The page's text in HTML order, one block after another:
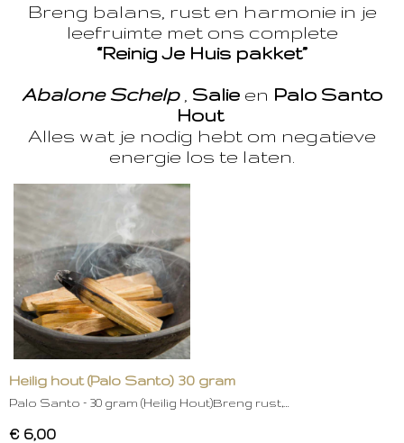
Breng balans, rust en harmonie in je
leefruimte met ons complete
“Reinig Je Huis pakket”
Abalone Schelp, Salie en Palo Santo
Hout
Alles wat je nodig hebt om negatieve
energie los te laten.
Heilig hout (Palo Santo) 30 gram
Palo Santo – 30 gram (Heilig Hout)Breng rust,…
€ 6,00